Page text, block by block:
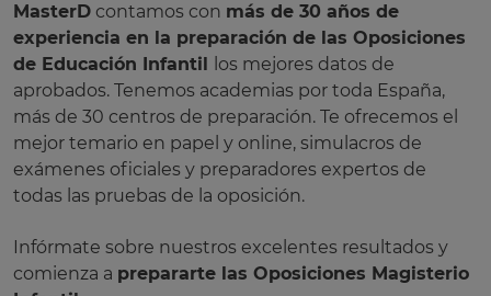
MasterD contamos con más de 30 años de
experiencia en la preparación de las Oposiciones
de Educación Infantil los mejores datos de
aprobados. Tenemos academias por toda España,
más de 30 centros de preparación. Te ofrecemos el
mejor temario en papel y online, simulacros de
exámenes oficiales y preparadores expertos de
todas las pruebas de la oposición.
Infórmate sobre nuestros excelentes resultados y
comienza a prepararte las Oposiciones Magisterio